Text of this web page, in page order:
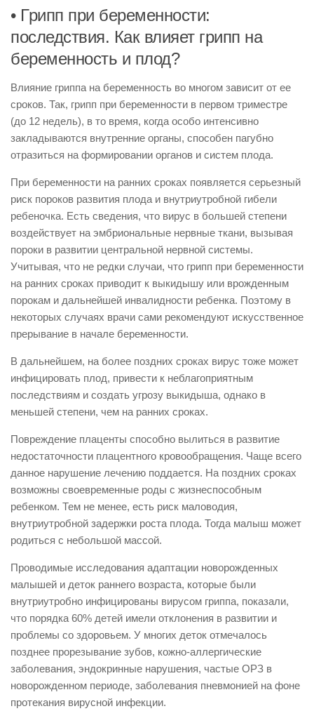
• Грипп при беременности:
последствия. Как влияет грипп на
беременность и плод?
Влияние гриппа на беременность во многом зависит от ее
сроков. Так, грипп при беременности в первом триместре
(до 12 недель), в то время, когда особо интенсивно
закладываются внутренние органы, способен пагубно
отразиться на формировании органов и систем плода.
При беременности на ранних сроках появляется серьезный
риск пороков развития плода и внутриутробной гибели
ребеночка. Есть сведения, что вирус в большей степени
воздействует на эмбриональные нервные ткани, вызывая
пороки в развитии центральной нервной системы.
Учитывая, что не редки случаи, что грипп при беременности
на ранних сроках приводит к выкидышу или врожденным
порокам и дальнейшей инвалидности ребенка. Поэтому в
некоторых случаях врачи сами рекомендуют искусственное
прерывание в начале беременности.
В дальнейшем, на более поздних сроках вирус тоже может
инфицировать плод, привести к неблагоприятным
последствиям и создать угрозу выкидыша, однако в
меньшей степени, чем на ранних сроках.
Повреждение плаценты способно вылиться в развитие
недостаточности плацентного кровообращения. Чаще всего
данное нарушение лечению поддается. На поздних сроках
возможны своевременные роды с жизнеспособным
ребенком. Тем не менее, есть риск маловодия,
внутриутробной задержки роста плода. Тогда малыш может
родиться с небольшой массой.
Проводимые исследования адаптации новорожденных
малышей и деток раннего возраста, которые были
внутриутробно инфицированы вирусом гриппа, показали,
что порядка 60% детей имели отклонения в развитии и
проблемы со здоровьем. У многих деток отмечалось
позднее прорезывание зубов, кожно-аллергические
заболевания, эндокринные нарушения, частые ОРЗ в
новорожденном периоде, заболевания пневмонией на фоне
протекания вирусной инфекции.